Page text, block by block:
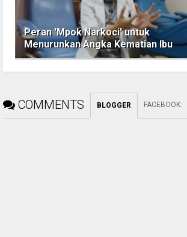
Peran 'Mpok Narkoci' untuk
Menurunkan Angka Kematian Ibu
COMMENTS BLOGGER FACEBOOK: